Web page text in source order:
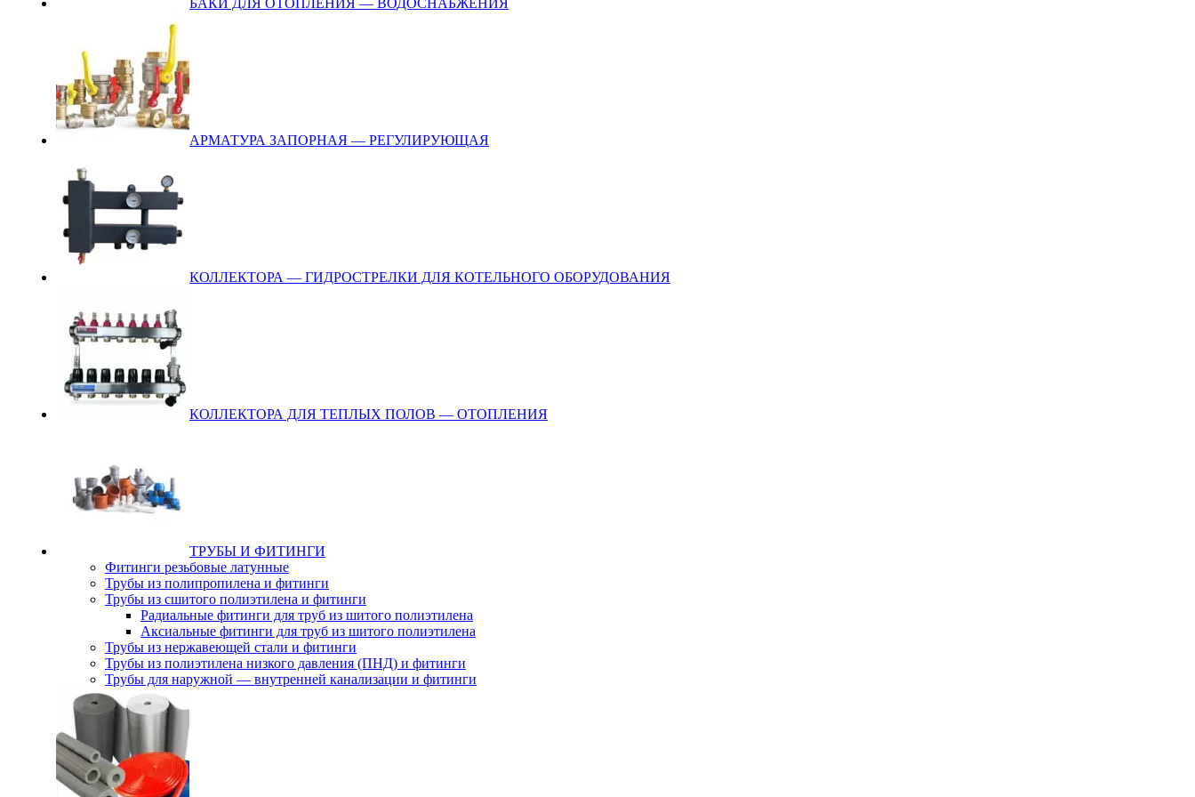
БАКИ ДЛЯ ОТОПЛЕНИЯ — ВОДОСНАБЖЕНИЯ
АРМАТУРА ЗАПОРНАЯ — РЕГУЛИРУЮЩАЯ
КОЛЛЕКТОРА — ГИДРОСТРЕЛКИ ДЛЯ КОТЕЛЬНОГО ОБОРУДОВАНИЯ
КОЛЛЕКТОРА ДЛЯ ТЕПЛЫХ ПОЛОВ — ОТОПЛЕНИЯ
ТРУБЫ И ФИТИНГИ
Фитинги резьбовые латунные
Трубы из полипропилена и фитинги
Трубы из сшитого полиэтилена и фитинги
Радиальные фитинги для труб из шитого полиэтилена
Аксиальные фитинги для труб из шитого полиэтилена
Трубы из нержавеющей стали и фитинги
Трубы из полиэтилена низкого давления (ПНД) и фитинги
Трубы для наружной — внутренней канализации и фитинги